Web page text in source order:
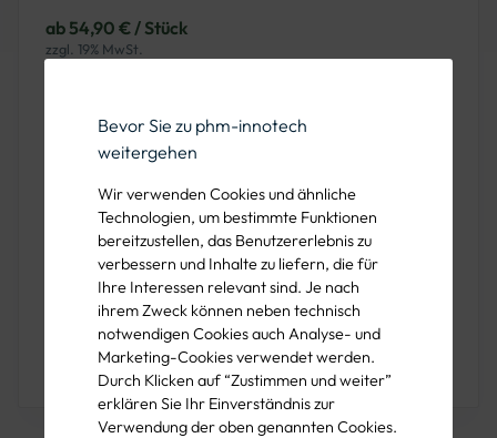
Bevor Sie zu phm-innotech
weitergehen
Wir verwenden Cookies und ähnliche
Technologien, um bestimmte Funktionen
bereitzustellen, das Benutzererlebnis zu
verbessern und Inhalte zu liefern, die für
Ihre Interessen relevant sind. Je nach
ihrem Zweck können neben technisch
notwendigen Cookies auch Analyse- und
Marketing-Cookies verwendet werden.
Durch Klicken auf “Zustimmen und weiter”
erklären Sie Ihr Einverständnis zur
Verwendung der oben genannten Cookies.
ab 54,90 € / Stück
zzgl. 19% MwSt.
KONFIGURIEREN
Mind. VE
Preis pro Stück
1 Stück
ab 54,90 €
Sie haben Fragen oder wünschen eine Beratung?
Rufen Sie uns unter der 089 1222 838 00 an!